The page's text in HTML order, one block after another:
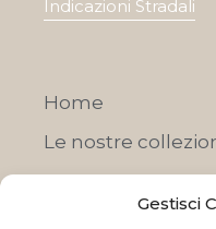
Gestisci
Indicazioni Stradali
Home
Le nostre